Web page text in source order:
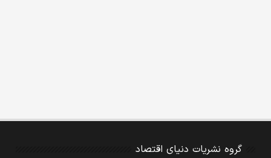
گروه نشریات دنیای اقتصاد